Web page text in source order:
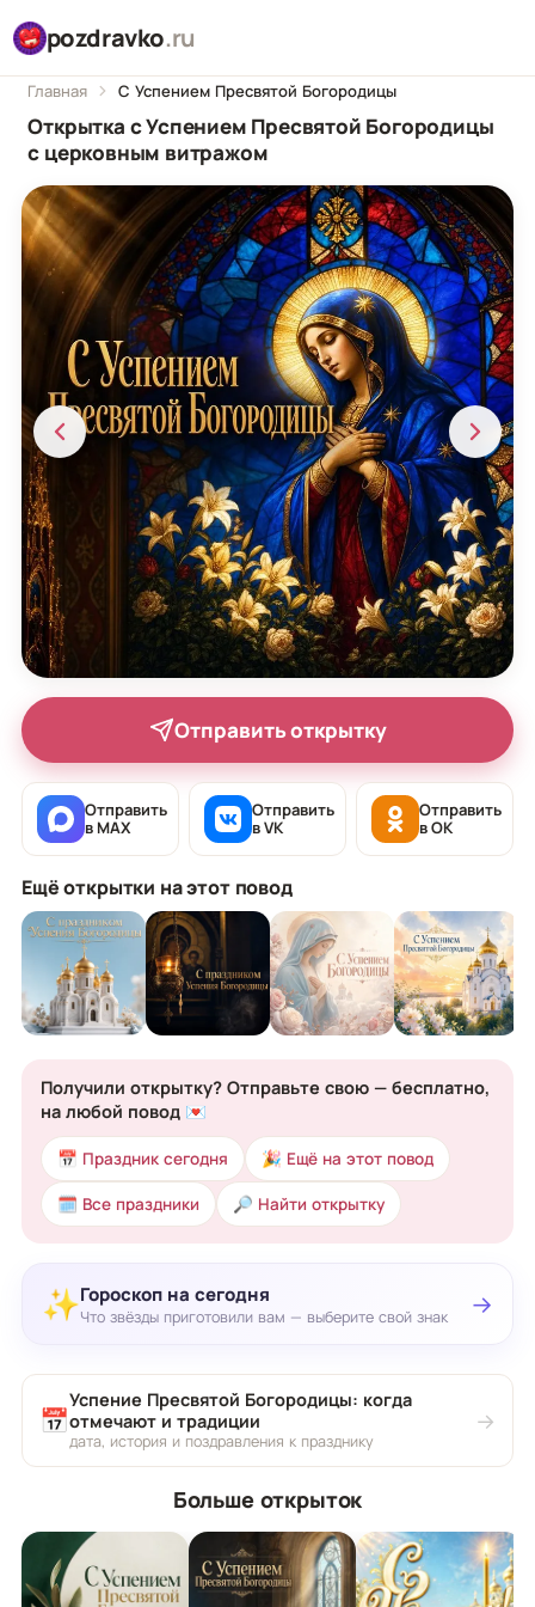
pozdravko.ru
Главная С Успением Пресвятой Богородицы
Открытка с Успением Пресвятой Богородицы
с церковным витражом
Отправить открытку
Отправить
в MAX
Отправить
в VK
Отправить
в OK
Ещё открытки на этот повод
Получили открытку? Отправьте свою — бесплатно,
на любой повод 💌
📅 Праздник сегодня 🎉 Ещё на этот повод
🗓 Все праздники 🔎 Найти открытку
✨Гороскоп на сегодня
Что звёзды приготовили вам — выберите свой знак →
📅
Успение Пресвятой Богородицы: когда
отмечают и традиции
дата, история и поздравления к празднику
→
Больше открыток